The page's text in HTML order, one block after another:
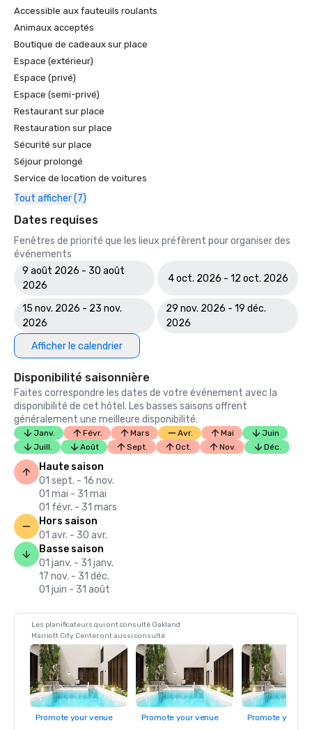
Accessible aux fauteuils roulants
Animaux acceptés
Boutique de cadeaux sur place
Espace (extérieur)
Espace (privé)
Espace (semi-privé)
Restaurant sur place
Restauration sur place
Sécurité sur place
Séjour prolongé
Service de location de voitures
Tout afficher (7)
Dates requises
Fenêtres de priorité que les lieux préfèrent pour organiser des
événements
9 août 2026 - 30 août
2026
4 oct. 2026 - 12 oct. 2026
15 nov. 2026 - 23 nov.
2026
29 nov. 2026 - 19 déc.
2026
Afficher le calendrier
Disponibilité saisonnière
Faites correspondre les dates de votre événement avec la
disponibilité de cet hôtel. Les basses saisons offrent
généralement une meilleure disponibilité.
Janv. Févr. Mars Avr. Mai
Juin
Juill.
Août Sept. Oct. Nov. Déc.
Haute saison
01 sept. - 16 nov.
01 mai - 31 mai
01 févr. - 31 mars
Hors saison
01 avr. - 30 avr.
Basse saison
01 janv. - 31 janv.
17 nov. - 31 déc.
01 juin - 31 août
Les planificateurs qui ont consulté Oakland
Marriott City Center ont aussi consulté
Promote your venue Promote your venue Promote your